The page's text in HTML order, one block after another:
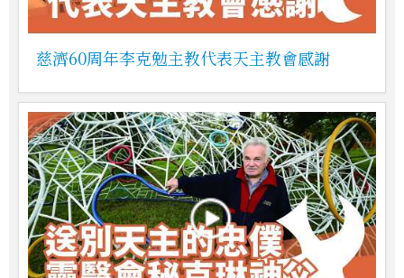
慈濟60周年李克勉主教代表天主教會感謝